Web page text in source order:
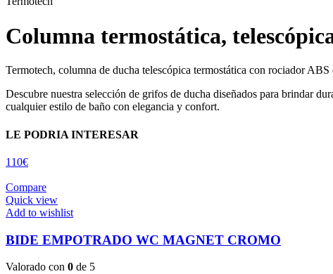
Columna termostática,
Termotech, columna de ducha telescópica termostática con rociador
Descubre nuestra selección de grifos de ducha diseñados para brindar
cualquier estilo de baño con elegancia y confort.
LE PODRIA INTERESAR
110€
Compare
Quick view
Add to wishlist
BIDE EMPOTRADO WC MAGNET CROMO
Valorado con 0 de 5